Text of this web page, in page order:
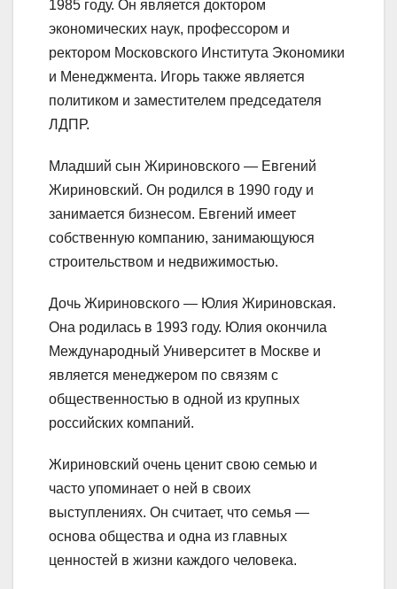
1985 году. Он является доктором
экономических наук, профессором и
ректором Московского Института Экономики
и Менеджмента. Игорь также является
политиком и заместителем председателя
ЛДПР.
Младший сын Жириновского — Евгений
Жириновский. Он родился в 1990 году и
занимается бизнесом. Евгений имеет
собственную компанию, занимающуюся
строительством и недвижимостью.
Дочь Жириновского — Юлия Жириновская.
Она родилась в 1993 году. Юлия окончила
Международный Университет в Москве и
является менеджером по связям с
общественностью в одной из крупных
российских компаний.
Жириновский очень ценит свою семью и
часто упоминает о ней в своих
выступлениях. Он считает, что семья —
основа общества и одна из главных
ценностей в жизни каждого человека.